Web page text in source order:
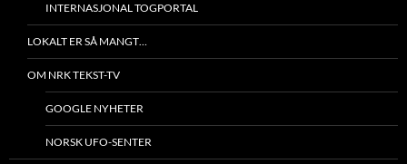
INTERNASJONAL TOGPORTAL
LOKALT ER SÅ MANGT…
OM NRK TEKST-TV
GOOGLE NYHETER
NORSK UFO-SENTER